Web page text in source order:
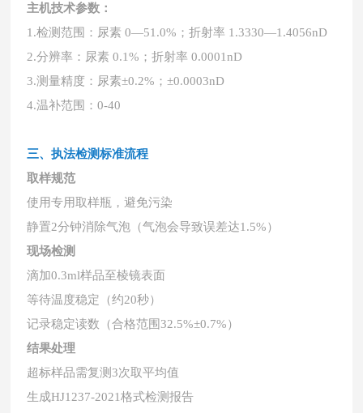
主机技术参数：
1.检测范围：尿素 0―51.0%；折射率 1.3330―1.4056nD
2.分辨率：尿素 0.1%；折射率 0.0001nD
3.测量精度：尿素±0.2%；±0.0003nD
4.温补范围：0-40
三、执法检测标准流程
取样规范
使用专用取样瓶，避免污染
静置2分钟消除气泡（气泡会导致误差达1.5%）
现场检测
滴加0.3ml样品至棱镜表面
等待温度稳定（约20秒）
记录稳定读数（合格范围32.5%±0.7%）
结果处理
超标样品需复测3次取平均值
生成HJ1237-2021格式检测报告